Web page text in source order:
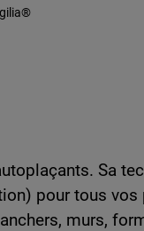
Sa
pour tous
murs,